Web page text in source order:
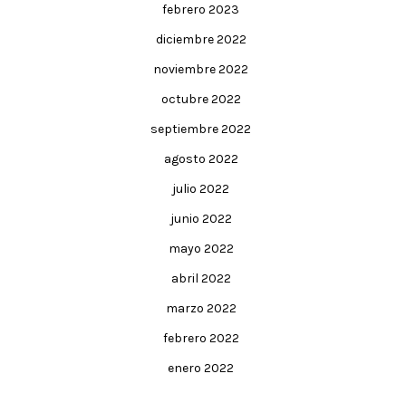
febrero 2023
diciembre 2022
noviembre 2022
octubre 2022
septiembre 2022
agosto 2022
julio 2022
junio 2022
mayo 2022
abril 2022
marzo 2022
febrero 2022
enero 2022